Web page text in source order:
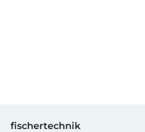
fischertechnik